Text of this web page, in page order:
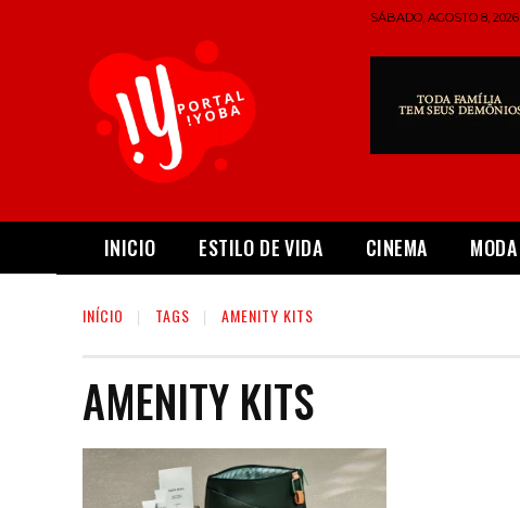
SÁBADO, AGOSTO 8, 2026
INICIO ESTILO DE VIDA CINEMA MODA
INÍCIO TAGS AMENITY KITS
AMENITY KITS